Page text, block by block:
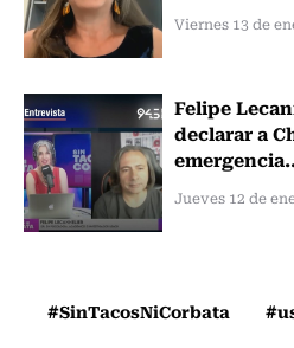
Viernes 13 de
Felipe
declarar a
Jueves 12 de
#SinTacosNiCorbata